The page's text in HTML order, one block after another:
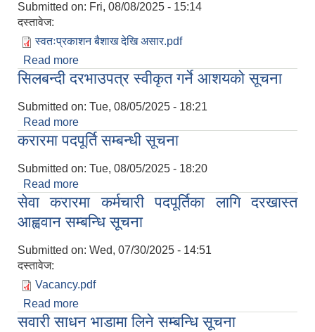
Submitted on: Fri, 08/08/2025 - 15:14
दस्तावेज:
स्वतःप्रकाशन बैशाख देखि असार.pdf
Read more
सिलबन्दी दरभाउपत्र स्वीकृत गर्ने आशयको सूचना
Submitted on: Tue, 08/05/2025 - 18:21
Read more
करारमा पदपूर्ति सम्बन्धी सूचना
Submitted on: Tue, 08/05/2025 - 18:20
Read more
सेवा करारमा कर्मचारी पदपूर्तिका लागि दरखास्त
आह्ववान सम्बन्धि सूचना
Submitted on: Wed, 07/30/2025 - 14:51
दस्तावेज:
Vacancy.pdf
Read more
आह्ववान सम्बन्धि सूचना
सवारी साधन भाडामा लिने सम्बन्धि सूचना